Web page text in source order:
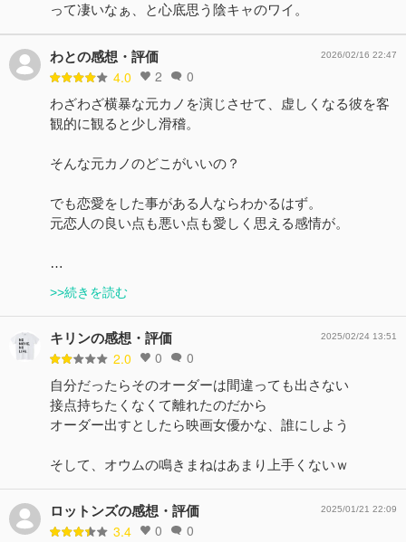
って凄いなぁ、と心底思う陰キャのワイ。
わとの感想・評価
4.0 2 0
2026/02/16 22:47
わざわざ横暴な元カノを演じさせて、虚しくなる彼を客
観的に観ると少し滑稽。
そんな元カノのどこがいいの？
でも恋愛をした事がある人ならわかるはず。
元恋人の良い点も悪い点も愛しく思える感情が。
…
>>続きを読む
キリンの感想・評価
2.0 0 0
2025/02/24 13:51
自分だったらそのオーダーは間違っても出さない
接点持ちたくなくて離れたのだから
オーダー出すとしたら映画女優かな、誰にしよう
そして、オウムの鳴きまねはあまり上手くないｗ
ロットンズの感想・評価
3.4 0 0
2025/01/21 22:09